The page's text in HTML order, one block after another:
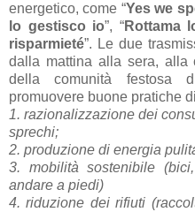
energetico, come “Yes we
lo gestisco io”, “Rottama
risparmieté”. Le due
dalla mattina alla sera, alla
della comunità festosa
promuovere buone pratiche
1. razionalizzazione dei
sprechi;
2. produzione di energia
3. mobilità sostenibile
andare a piedi)
4. riduzione dei rifiuti